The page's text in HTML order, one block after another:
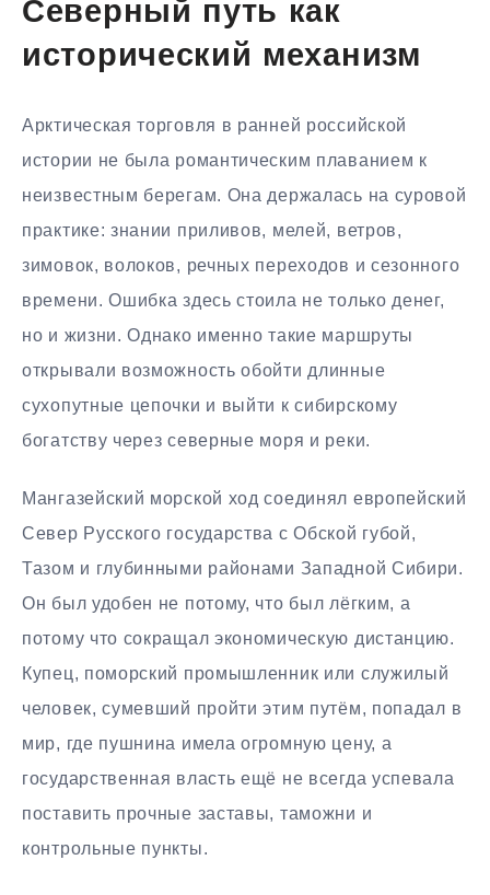
Северный путь как
исторический механизм
Арктическая торговля в ранней российской
истории не была романтическим плаванием к
неизвестным берегам. Она держалась на суровой
практике: знании приливов, мелей, ветров,
зимовок, волоков, речных переходов и сезонного
времени. Ошибка здесь стоила не только денег,
но и жизни. Однако именно такие маршруты
открывали возможность обойти длинные
сухопутные цепочки и выйти к сибирскому
богатству через северные моря и реки.
Мангазейский морской ход соединял европейский
Север Русского государства с Обской губой,
Тазом и глубинными районами Западной Сибири.
Он был удобен не потому, что был лёгким, а
потому что сокращал экономическую дистанцию.
Купец, поморский промышленник или служилый
человек, сумевший пройти этим путём, попадал в
мир, где пушнина имела огромную цену, а
государственная власть ещё не всегда успевала
поставить прочные заставы, таможни и
контрольные пункты.